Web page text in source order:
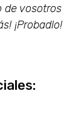
de vosotros
¡Probadlo!